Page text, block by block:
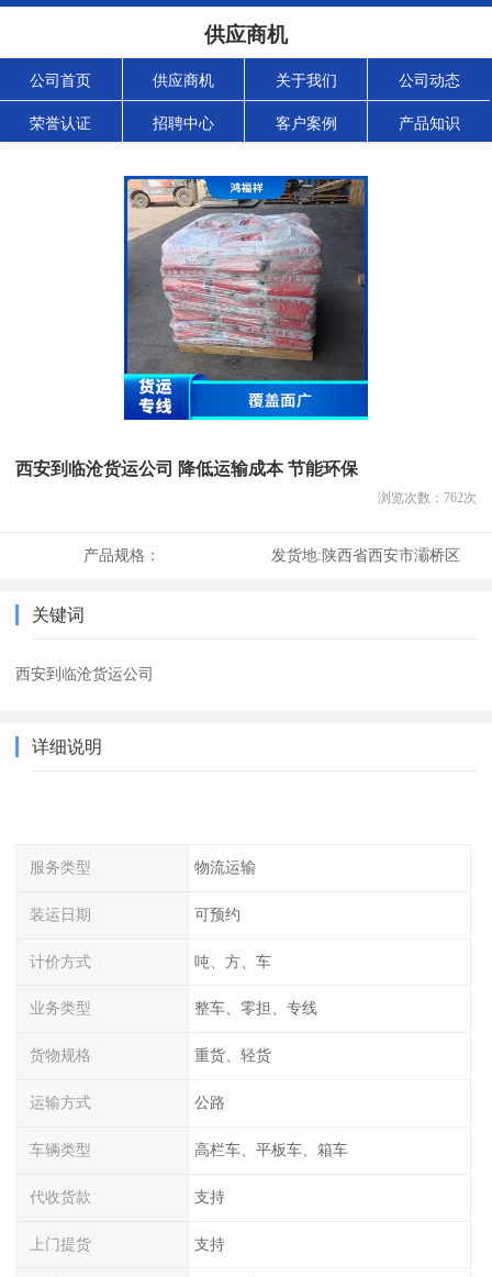
供应商机
公司首页 供应商机 关于我们 公司动态
荣誉认证 招聘中心 客户案例 产品知识
西安到临沧货运公司 降低运输成本 节能环保
浏览次数： 762次
产品规格： 发货地:陕西省西安市灞桥区
关键词
西安到临沧货运公司
详细说明
服务类型 物流运输
装运日期 可预约
计价方式 吨、方、车
业务类型 整车、零担、专线
货物规格 重货、轻货
运输方式 公路
车辆类型 高栏车、平板车、箱车
代收货款 支持
上门提货 支持